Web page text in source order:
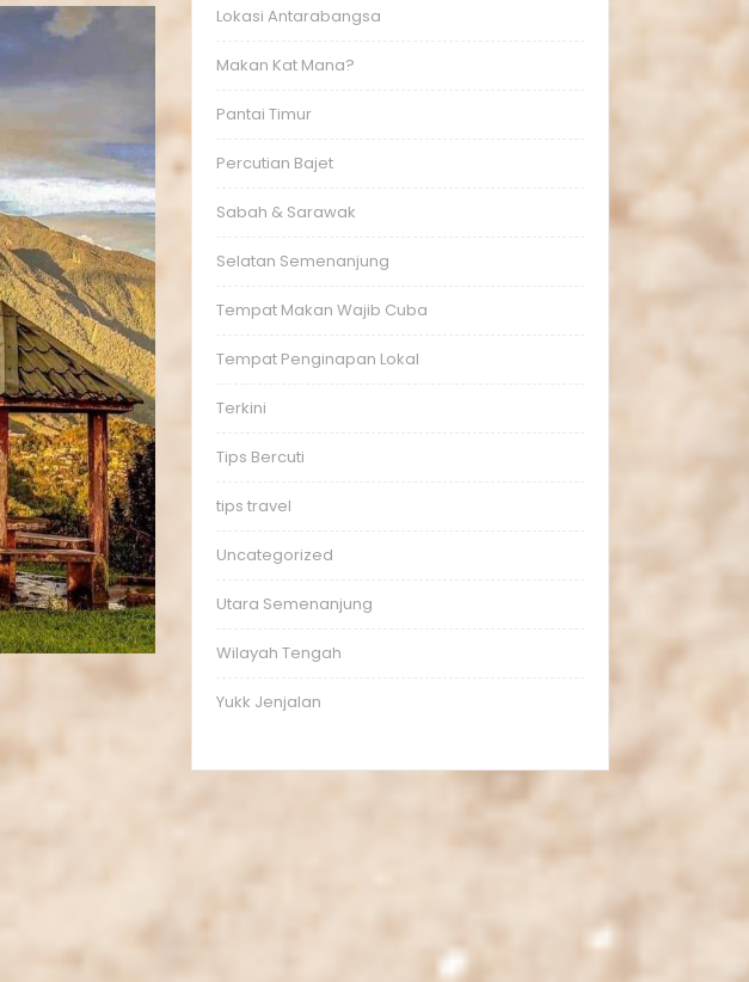
Lokasi Antarabangsa
Makan Kat Mana?
Pantai Timur
Percutian Bajet
Sabah & Sarawak
Selatan Semenanjung
Tempat Makan Wajib Cuba
Tempat Penginapan Lokal
Terkini
Tips Bercuti
tips travel
Uncategorized
Utara Semenanjung
Wilayah Tengah
Yukk Jenjalan